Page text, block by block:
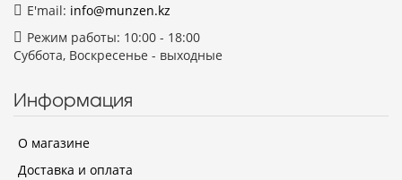
E'mail: info@munzen.kz
Режим работы: 10:00 - 18:00
Суббота, Воскресенье - выходные
Информация
О магазине
Доставка и оплата